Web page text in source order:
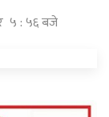
५ : ५६ बजे